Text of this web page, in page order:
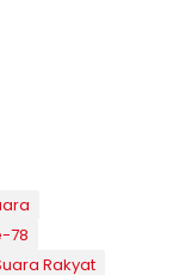
78
Rakyat